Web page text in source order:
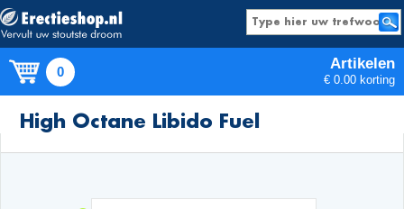
0 Artikelen
€ 0.00 korting
Producten
High Octane Libido Fuel